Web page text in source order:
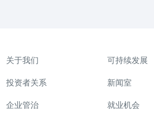
关于我们
投资者关系
企业管治
可持续发展
新闻室
就业机会